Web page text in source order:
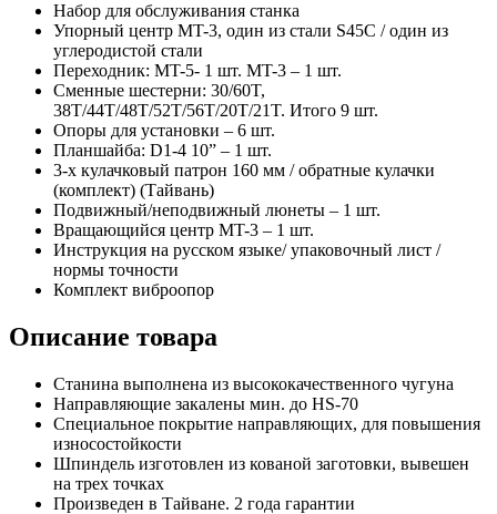
Набор для обслуживания станка
Упорный центр MT-3, один из стали S45C / один из
углеродистой стали
Переходник: MT-5- 1 шт. MT-3 – 1 шт.
Сменные шестерни: 30/60T,
38T/44T/48T/52T/56T/20T/21T. Итого 9 шт.
Опоры для установки – 6 шт.
Планшайба: D1-4 10” – 1 шт.
3-х кулачковый патрон 160 мм / обратные кулачки
(комплект) (Тайвань)
Подвижный/неподвижный люнеты – 1 шт.
Вращающийся центр MT-3 – 1 шт.
Инструкция на русском языке/ упаковочный лист /
нормы точности
Комплект виброопор
Описание товара
Станина выполнена из высококачественного чугуна
Направляющие закалены мин. до HS-70
Специальное покрытие направляющих, для повышения
износостойкости
Шпиндель изготовлен из кованой заготовки, вывешен
на трех точках
Произведен в Тайване. 2 года гарантии